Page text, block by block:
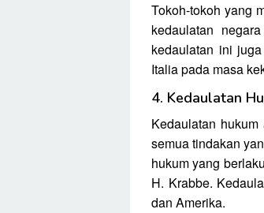
Tokoh-tokoh yang
kedaulatan
kedaulatan ini
Italia pada masa
4. Kedaulatan
Kedaulatan
semua tindakan
hukum yang
H. Krabbe.
dan Amerika.